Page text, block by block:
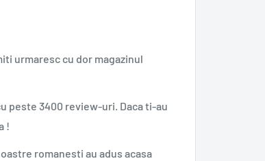
urmaresc cu dor magazinul
peste 3400 review-uri. Daca ti-au
!
romanesti au adus acasa